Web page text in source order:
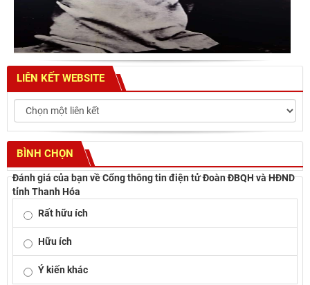
LIÊN KẾT WEBSITE
BÌNH CHỌN
Đánh giá của bạn về Cổng thông tin điện tử Đoàn ĐBQH và HĐND
tỉnh Thanh Hóa
Rất hữu ích
Hữu ích
Ý kiến khác